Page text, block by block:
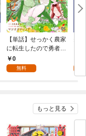
【単話】せっかく農家
に転生したので勇者は
目指しません【第1
話】
0
無料
もっと見る